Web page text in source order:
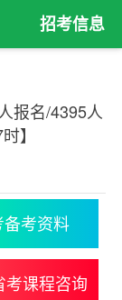
招考信息
报名/4395人
】
备考资料
考课程咨询